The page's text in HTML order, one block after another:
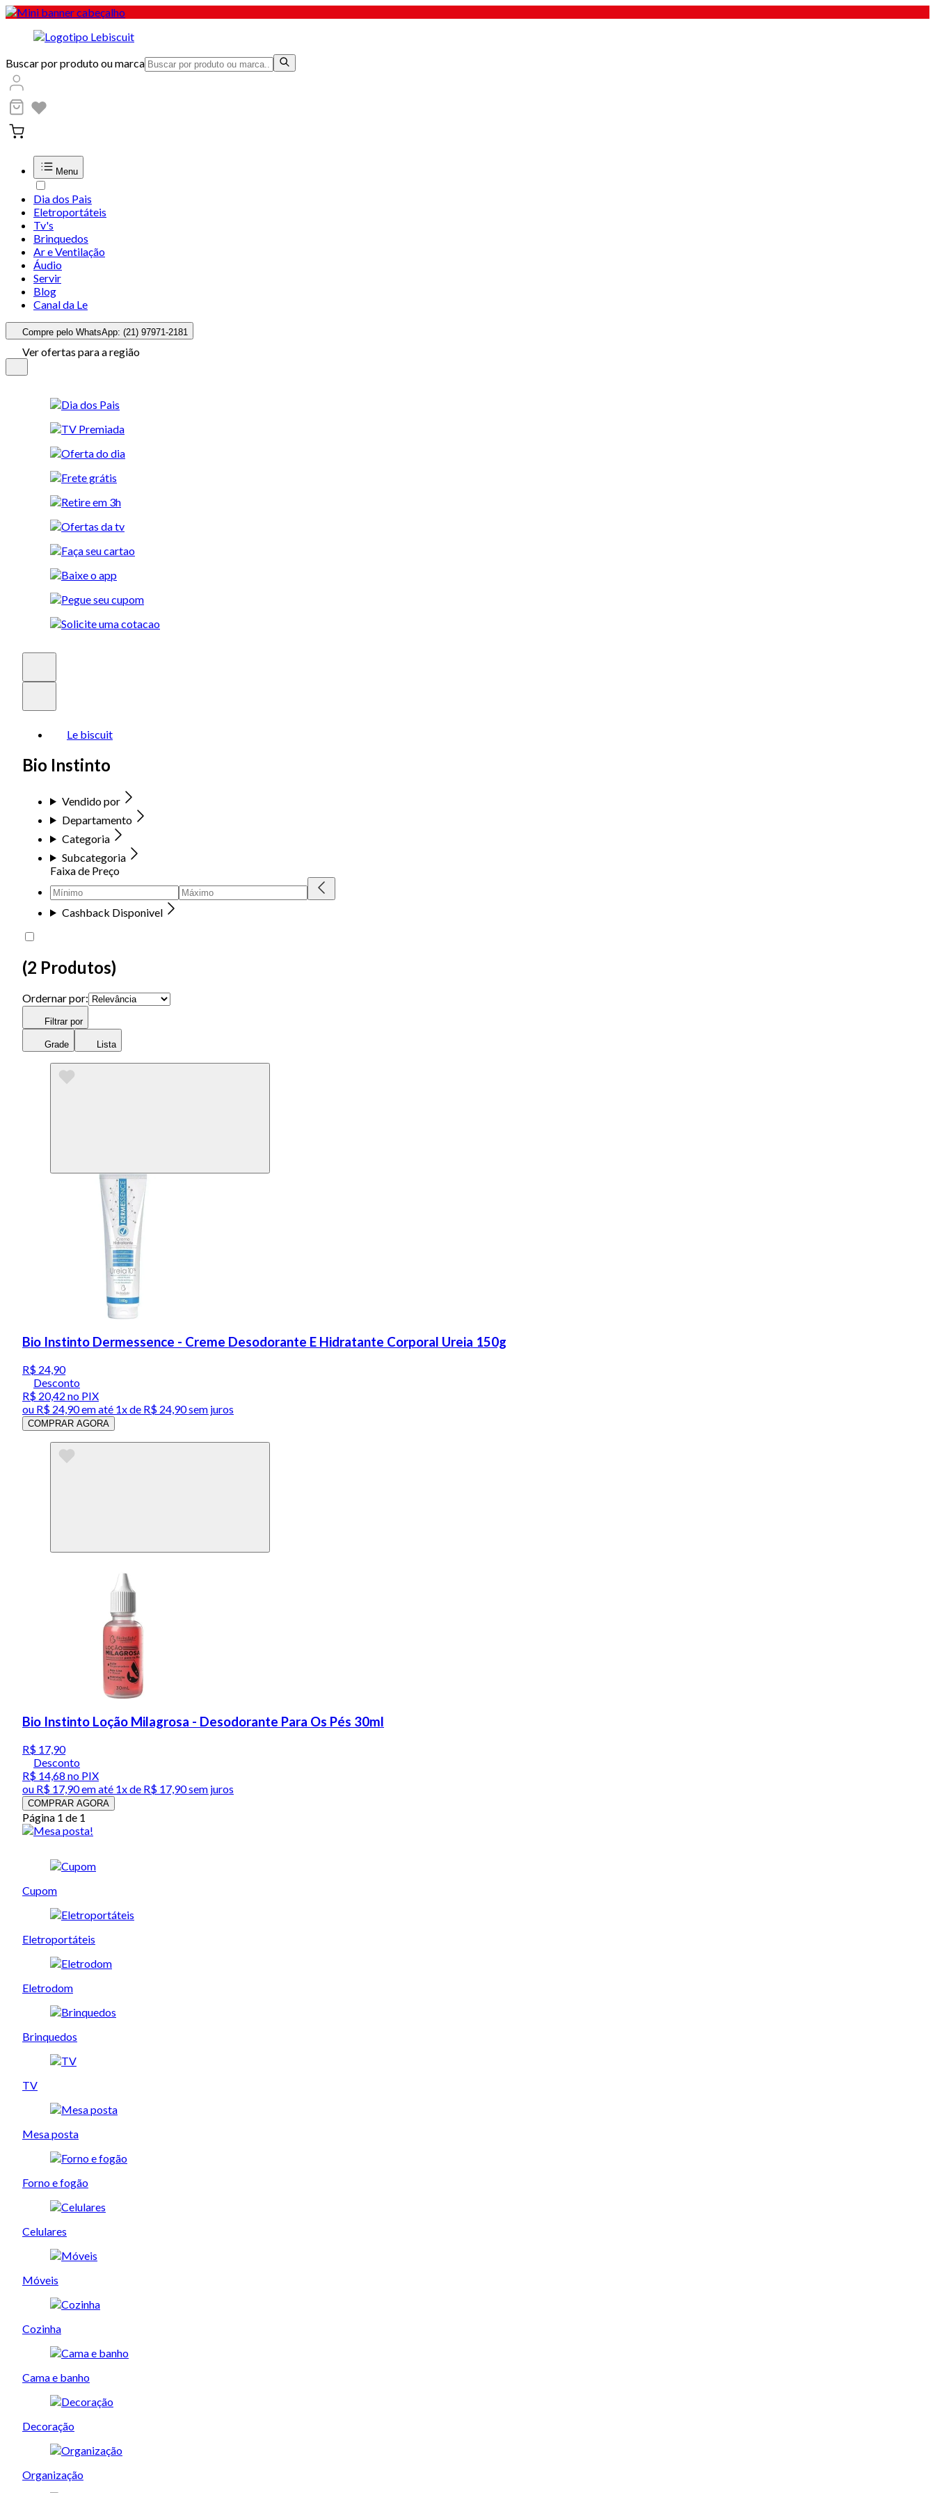
Buscar por produto ou marca
Menu
Dia dos Pais
Eletroportáteis
Tv's
Brinquedos
Ar e Ventilação
Áudio
Servir
Blog
Canal da Le
Compre pelo WhatsApp: (21) 97971-2181
Ver ofertas para a região
Le biscuit
Bio Instinto
Vendido por
Departamento
Categoria
Subcategoria
Faixa de Preço
Cashback Disponivel
(2 Produtos)
Ordernar por:
Filtrar por
Grade Lista
Bio Instinto Dermessence - Creme Desodorante E Hidratante Corporal Ureia 150g
R$ 24,90
Desconto
R$ 20,42 no PIX
ou R$ 24,90em até 1x de R$ 24,90sem juros
COMPRAR AGORA
Bio Instinto Loção Milagrosa - Desodorante Para Os Pés 30ml
R$ 17,90
Desconto
R$ 14,68 no PIX
ou R$ 17,90em até 1x de R$ 17,90sem juros
COMPRAR AGORA
Página 1 de 1
Cupom
Eletroportáteis
Eletrodom
Brinquedos
TV
Mesa posta
Forno e fogão
Celulares
Móveis
Cozinha
Cama e banho
Decoração
Organização